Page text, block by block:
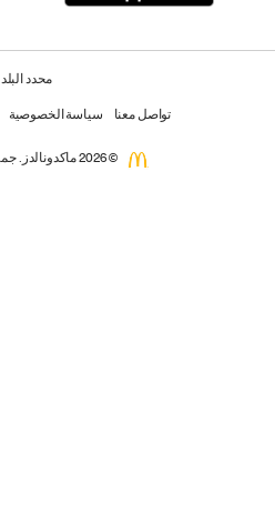
محدد البلد
تواصل معنا سياسة الخصوصية
© 2026 ماكدونالدز. جميع الحقوق محفوظة.